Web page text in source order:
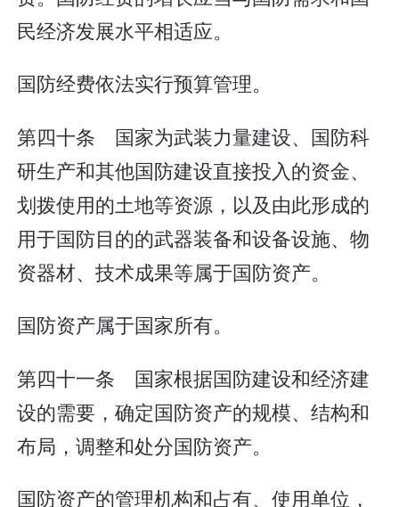
民经济发展水平相适应。
国防经费依法实行预算管理。
第四十条 国家为武装力量建设、国防科
研生产和其他国防建设直接投入的资金、
划拨使用的土地等资源，以及由此形成的
用于国防目的的武器装备和设备设施、物
资器材、技术成果等属于国防资产。
国防资产属于国家所有。
第四十一条 国家根据国防建设和经济建
设的需要，确定国防资产的规模、结构和
布局，调整和处分国防资产。
国防资产的管理机构和占有、使用单位，